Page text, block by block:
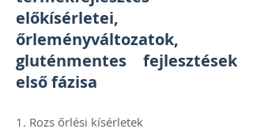
előkísérletei,
őrleményváltozatok,
gluténmentes fejlesztések
első fázisa
1. Rozs őrlési kísérletek